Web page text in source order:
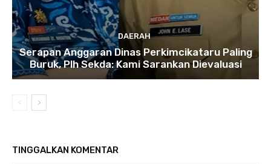
DAERAH
Serapan Anggaran Dinas Perkimcikataru Paling
Buruk, Plh Sekda: Kami Sarankan Dievaluasi
TINGGALKAN KOMENTAR